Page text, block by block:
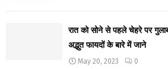
रात को सोने से पहले चेहरे पर
अद्भुत फायदों के बारे में जाने
May 20, 2023 0